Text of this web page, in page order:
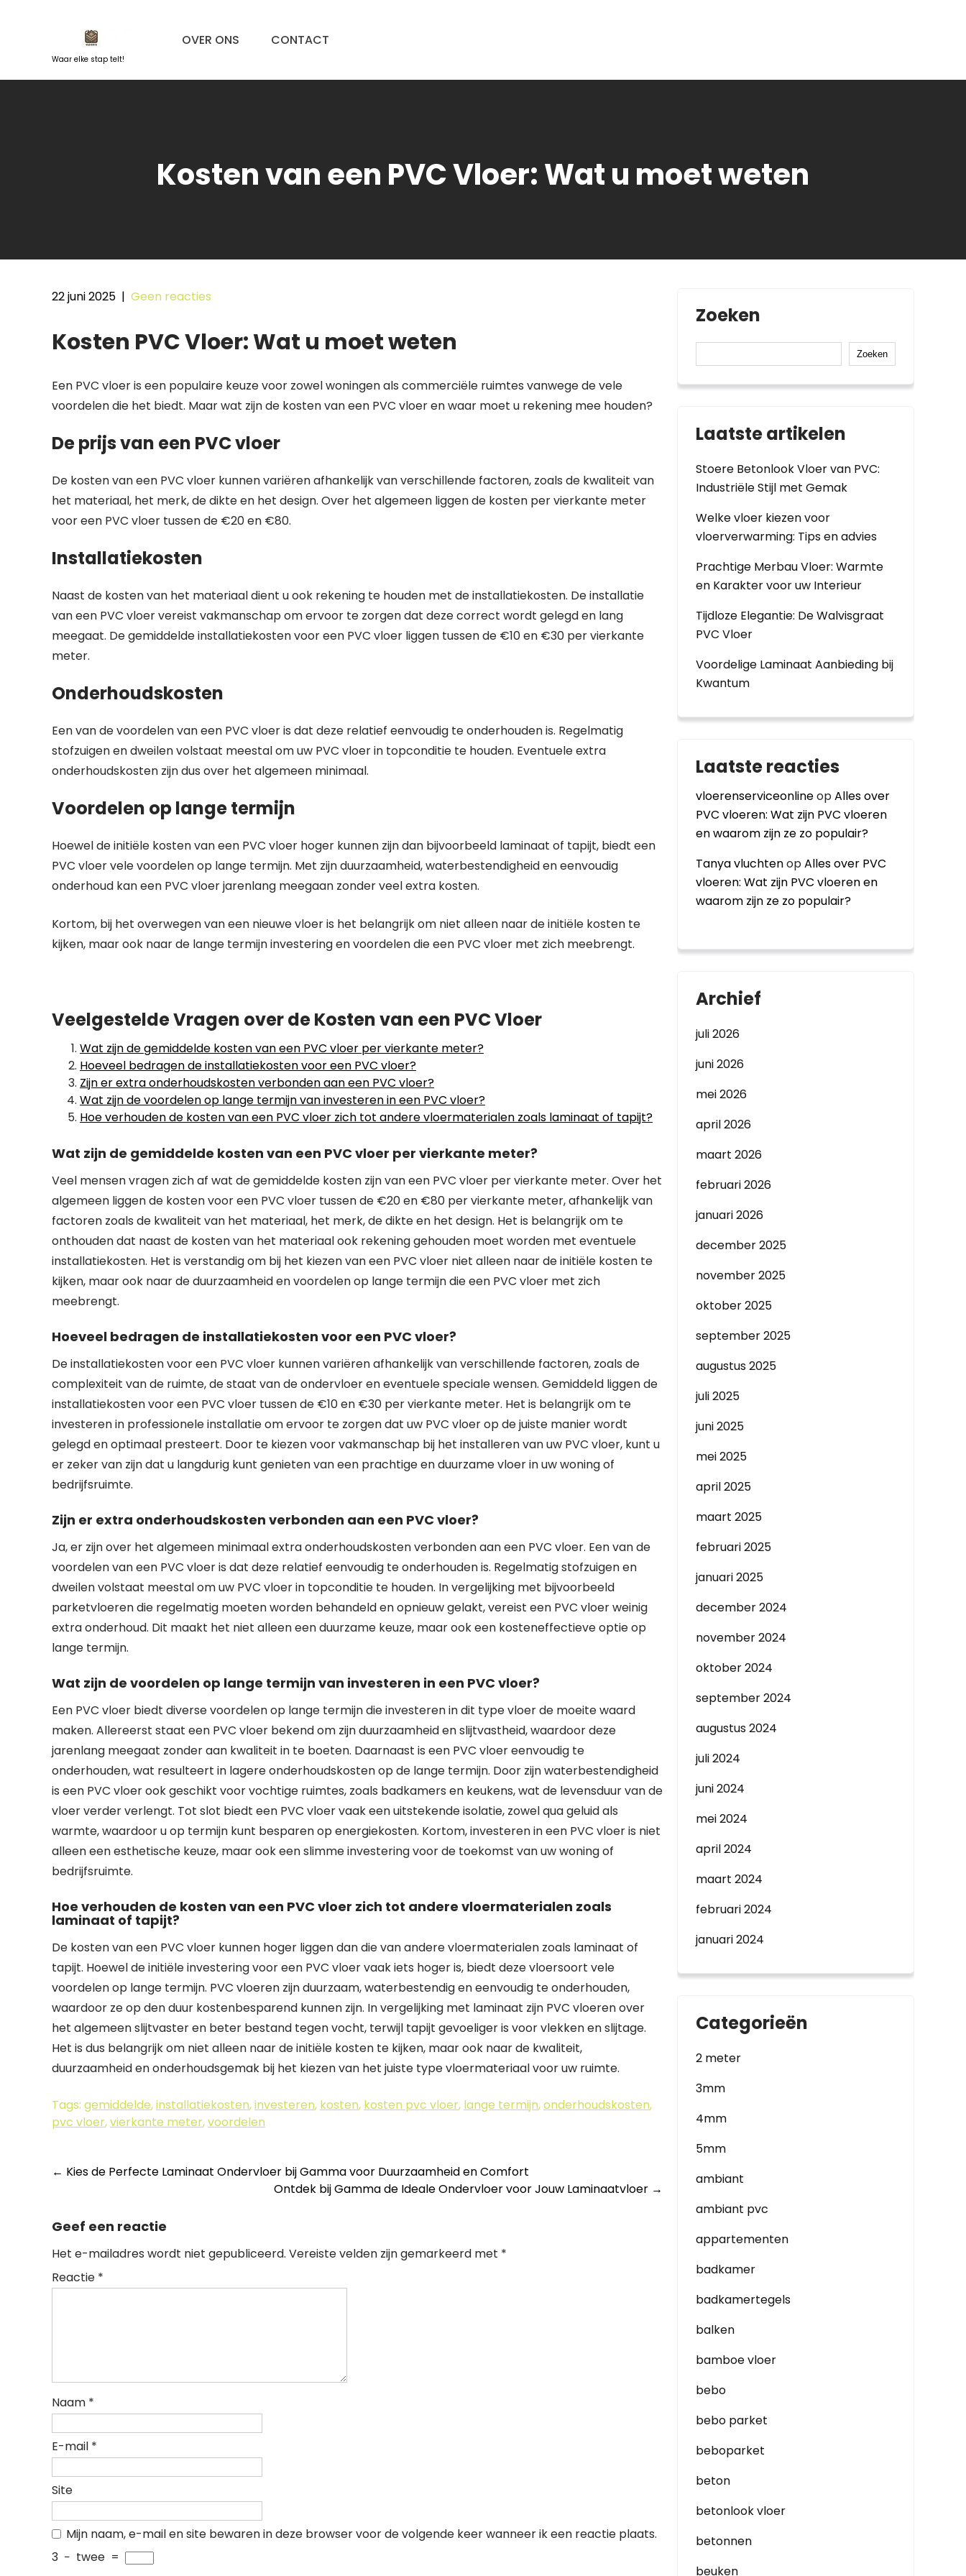
Waar elke stap telt!
OVER ONS CONTACT
Kosten van een PVC Vloer: Wat u moet weten
22 juni 2025 | Geen reacties
Kosten PVC Vloer: Wat u moet weten
Een PVC vloer is een populaire keuze voor zowel woningen als commerciële ruimtes vanwege de vele
voordelen die het biedt. Maar wat zijn de kosten van een PVC vloer en waar moet u rekening mee houden?
De prijs van een PVC vloer
De kosten van een PVC vloer kunnen variëren afhankelijk van verschillende factoren, zoals de kwaliteit van
het materiaal, het merk, de dikte en het design. Over het algemeen liggen de kosten per vierkante meter
voor een PVC vloer tussen de €20 en €80.
Installatiekosten
Naast de kosten van het materiaal dient u ook rekening te houden met de installatiekosten. De installatie
van een PVC vloer vereist vakmanschap om ervoor te zorgen dat deze correct wordt gelegd en lang
meegaat. De gemiddelde installatiekosten voor een PVC vloer liggen tussen de €10 en €30 per vierkante
meter.
Onderhoudskosten
Een van de voordelen van een PVC vloer is dat deze relatief eenvoudig te onderhouden is. Regelmatig
stofzuigen en dweilen volstaat meestal om uw PVC vloer in topconditie te houden. Eventuele extra
onderhoudskosten zijn dus over het algemeen minimaal.
Voordelen op lange termijn
Hoewel de initiële kosten van een PVC vloer hoger kunnen zijn dan bijvoorbeeld laminaat of tapijt, biedt een
PVC vloer vele voordelen op lange termijn. Met zijn duurzaamheid, waterbestendigheid en eenvoudig
onderhoud kan een PVC vloer jarenlang meegaan zonder veel extra kosten.
Kortom, bij het overwegen van een nieuwe vloer is het belangrijk om niet alleen naar de initiële kosten te
kijken, maar ook naar de lange termijn investering en voordelen die een PVC vloer met zich meebrengt.
Veelgestelde Vragen over de Kosten van een PVC Vloer
Wat zijn de gemiddelde kosten van een PVC vloer per vierkante meter?
Hoeveel bedragen de installatiekosten voor een PVC vloer?
Zijn er extra onderhoudskosten verbonden aan een PVC vloer?
Wat zijn de voordelen op lange termijn van investeren in een PVC vloer?
Hoe verhouden de kosten van een PVC vloer zich tot andere vloermaterialen zoals laminaat of tapijt?
Wat zijn de gemiddelde kosten van een PVC vloer per vierkante meter?
Veel mensen vragen zich af wat de gemiddelde kosten zijn van een PVC vloer per vierkante meter. Over het
algemeen liggen de kosten voor een PVC vloer tussen de €20 en €80 per vierkante meter, afhankelijk van
factoren zoals de kwaliteit van het materiaal, het merk, de dikte en het design. Het is belangrijk om te
onthouden dat naast de kosten van het materiaal ook rekening gehouden moet worden met eventuele
installatiekosten. Het is verstandig om bij het kiezen van een PVC vloer niet alleen naar de initiële kosten te
kijken, maar ook naar de duurzaamheid en voordelen op lange termijn die een PVC vloer met zich
meebrengt.
Hoeveel bedragen de installatiekosten voor een PVC vloer?
De installatiekosten voor een PVC vloer kunnen variëren afhankelijk van verschillende factoren, zoals de
complexiteit van de ruimte, de staat van de ondervloer en eventuele speciale wensen. Gemiddeld liggen de
installatiekosten voor een PVC vloer tussen de €10 en €30 per vierkante meter. Het is belangrijk om te
investeren in professionele installatie om ervoor te zorgen dat uw PVC vloer op de juiste manier wordt
gelegd en optimaal presteert. Door te kiezen voor vakmanschap bij het installeren van uw PVC vloer, kunt u
er zeker van zijn dat u langdurig kunt genieten van een prachtige en duurzame vloer in uw woning of
bedrijfsruimte.
Zijn er extra onderhoudskosten verbonden aan een PVC vloer?
Ja, er zijn over het algemeen minimaal extra onderhoudskosten verbonden aan een PVC vloer. Een van de
voordelen van een PVC vloer is dat deze relatief eenvoudig te onderhouden is. Regelmatig stofzuigen en
dweilen volstaat meestal om uw PVC vloer in topconditie te houden. In vergelijking met bijvoorbeeld
parketvloeren die regelmatig moeten worden behandeld en opnieuw gelakt, vereist een PVC vloer weinig
extra onderhoud. Dit maakt het niet alleen een duurzame keuze, maar ook een kosteneffectieve optie op
lange termijn.
Wat zijn de voordelen op lange termijn van investeren in een PVC vloer?
Een PVC vloer biedt diverse voordelen op lange termijn die investeren in dit type vloer de moeite waard
maken. Allereerst staat een PVC vloer bekend om zijn duurzaamheid en slijtvastheid, waardoor deze
jarenlang meegaat zonder aan kwaliteit in te boeten. Daarnaast is een PVC vloer eenvoudig te
onderhouden, wat resulteert in lagere onderhoudskosten op de lange termijn. Door zijn waterbestendigheid
is een PVC vloer ook geschikt voor vochtige ruimtes, zoals badkamers en keukens, wat de levensduur van de
vloer verder verlengt. Tot slot biedt een PVC vloer vaak een uitstekende isolatie, zowel qua geluid als
warmte, waardoor u op termijn kunt besparen op energiekosten. Kortom, investeren in een PVC vloer is niet
alleen een esthetische keuze, maar ook een slimme investering voor de toekomst van uw woning of
bedrijfsruimte.
Hoe verhouden de kosten van een PVC vloer zich tot andere vloermaterialen zoals
laminaat of tapijt?
De kosten van een PVC vloer kunnen hoger liggen dan die van andere vloermaterialen zoals laminaat of
tapijt. Hoewel de initiële investering voor een PVC vloer vaak iets hoger is, biedt deze vloersoort vele
voordelen op lange termijn. PVC vloeren zijn duurzaam, waterbestendig en eenvoudig te onderhouden,
waardoor ze op den duur kostenbesparend kunnen zijn. In vergelijking met laminaat zijn PVC vloeren over
het algemeen slijtvaster en beter bestand tegen vocht, terwijl tapijt gevoeliger is voor vlekken en slijtage.
Het is dus belangrijk om niet alleen naar de initiële kosten te kijken, maar ook naar de kwaliteit,
duurzaamheid en onderhoudsgemak bij het kiezen van het juiste type vloermateriaal voor uw ruimte.
Tags: gemiddelde,installatiekosten,investeren, kosten, kosten pvc vloer, lange termijn,onderhoudskosten,
pvc vloer,vierkante meter,voordelen
Berichtnavigatie
← Kies de Perfecte Laminaat Ondervloer bij Gamma voor Duurzaamheid en Comfort
Ontdek bij Gamma de Ideale Ondervloer voor Jouw Laminaatvloer →
Geef een reactie
Het e-mailadres wordt niet gepubliceerd. Vereiste velden zijn gemarkeerd met *
Reactie *
Naam *
E-mail *
Site
Mijn naam, e-mail en site bewaren in deze browser voor de volgende keer wanneer ik een reactie plaats.
3 − twee =
Zoeken
Zoeken
Laatste artikelen
Stoere Betonlook Vloer van PVC:
Industriële Stijl met Gemak
Welke vloer kiezen voor
vloerverwarming: Tips en advies
Prachtige Merbau Vloer: Warmte
en Karakter voor uw Interieur
Tijdloze Elegantie: De Walvisgraat
PVC Vloer
Voordelige Laminaat Aanbieding bij
Kwantum
Laatste reacties
vloerenserviceonlineopAlles over
PVC vloeren: Wat zijn PVC vloeren
en waarom zijn ze zo populair?
Tanya vluchtenopAlles over PVC
vloeren: Wat zijn PVC vloeren en
waarom zijn ze zo populair?
Archief
juli 2026
juni 2026
mei 2026
april 2026
maart 2026
februari 2026
januari 2026
december 2025
november 2025
oktober 2025
september 2025
augustus 2025
juli 2025
juni 2025
mei 2025
april 2025
maart 2025
februari 2025
januari 2025
december 2024
november 2024
oktober 2024
september 2024
augustus 2024
juli 2024
juni 2024
mei 2024
april 2024
maart 2024
februari 2024
januari 2024
Categorieën
2 meter
3mm
4mm
5mm
ambiant
ambiant pvc
appartementen
badkamer
badkamertegels
balken
bamboe vloer
bebo
bebo parket
beboparket
beton
betonlook vloer
betonnen
beuken